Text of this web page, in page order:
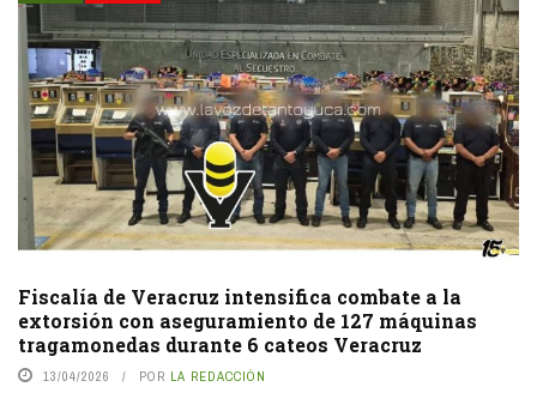
Fiscalía de Veracruz intensifica combate a la
extorsión con aseguramiento de 127 máquinas
tragamonedas durante 6 cateos Veracruz
13/04/2026 POR LA REDACCIÓN